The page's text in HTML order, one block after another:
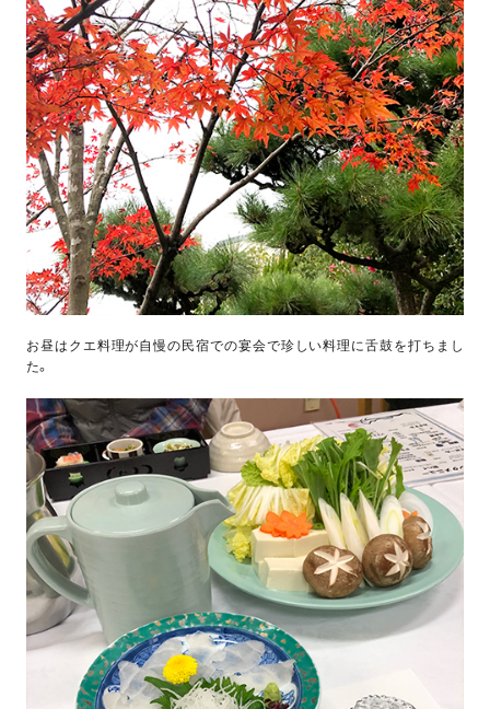
お昼はクエ料理が自慢の民宿での宴会で珍しい料理に舌鼓を打ちまし
た。